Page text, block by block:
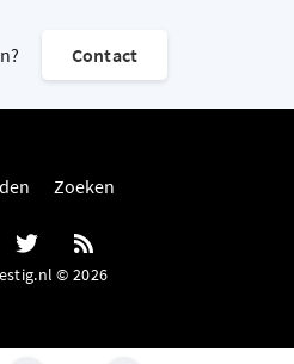
Contact
Zoeken
© 2026